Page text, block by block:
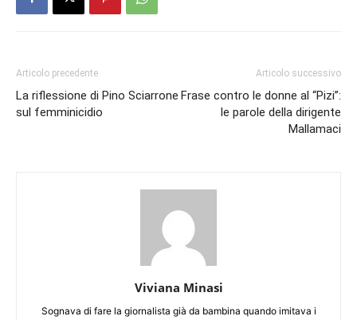
Articolo precedente
La riflessione di Pino Sciarrone
sul femminicidio
Articolo successivo
Frase contro le donne al “Pizi”:
le parole della dirigente
Mallamaci
Viviana Minasi
Sognava di fare la giornalista già da bambina quando imitava i